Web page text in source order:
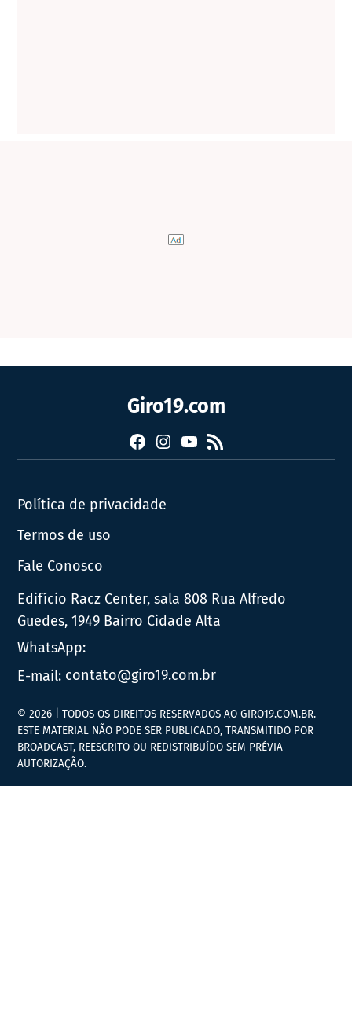
Giro19.com
FacebookInstagram
YouTube
RSS
Política de privacidade
Termos de uso
Fale Conosco
Edifício Racz Center, sala 808 Rua Alfredo
Guedes, 1949 Bairro Cidade Alta
WhatsApp:
E-mail: contato@giro19.com.br
© 2026 | TODOS OS DIREITOS RESERVADOS AO GIRO19.COM.BR.
ESTE MATERIAL NÃO PODE SER PUBLICADO, TRANSMITIDO POR
BROADCAST, REESCRITO OU REDISTRIBUÍDO SEM PRÉVIA
AUTORIZAÇÃO.